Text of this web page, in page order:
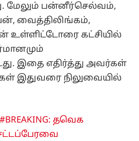
மேலும் பன்னீர்செல்வம்,
வைத்திலிங்கம்,
உள்ளிட்டோரை கட்சியில்
இதை எதிர்த்து அவர்கள்
இதுவரை நிலுவையில்
#BREAKING: தவெக